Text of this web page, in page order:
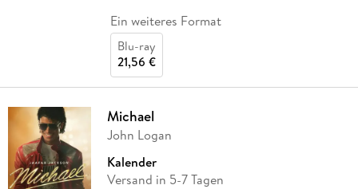
Ein weiteres Format
Blu-ray
21,56 €
Michael
John Logan
Kalender
Versand in 5-7 Tagen